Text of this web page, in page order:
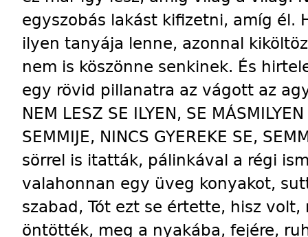
egyszobás lakást kifizetni, amíg él.
ilyen tanyája lenne, azonnal
nem is köszönne senkinek. És
egy rövid pillanatra az vágott az
NEM LESZ SE ILYEN, SE
SEMMIJE, NINCS GYEREKE SE,
sörrel is itatták, pálinkával a régi
valahonnan egy üveg konyakot,
szabad, Tót ezt se értette, hisz
öntötték, meg a nyakába, fejére,